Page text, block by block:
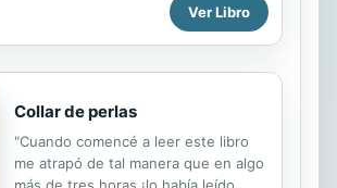
milagros y la autoridad de Dios. Estos
dones increíbles están a la
—tal como lo estuvieron durante los
sanidades, milagros y liberaciones.
En esta guía, diseñada para el
estudio individual o en pequeños
Ver Libro
Collar de perlas
"Cuando comencé a leer este libro
me atrapó de tal manera que en algo
más de tres horas ¡lo había leído